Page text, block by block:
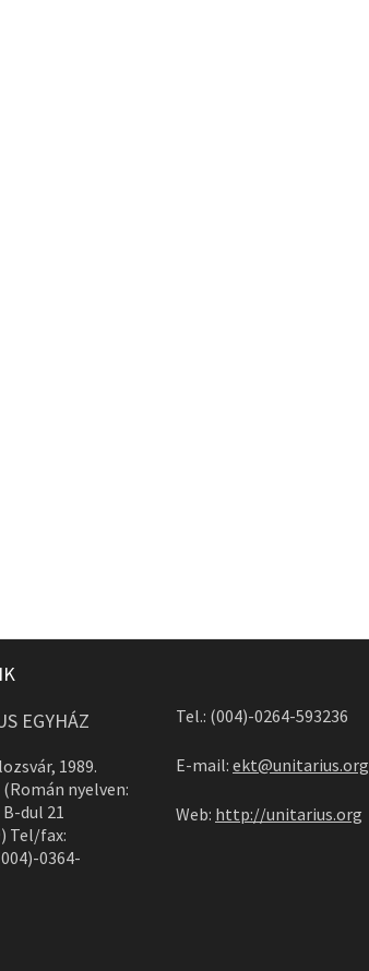
EGYHÁZ
1989.
(Román nyelven:
dul 21
Tel/fax:
0364-
Tel.: (004)-0264-593236
E-mail: ekt@unitarius.org
Web: http://unitarius.org